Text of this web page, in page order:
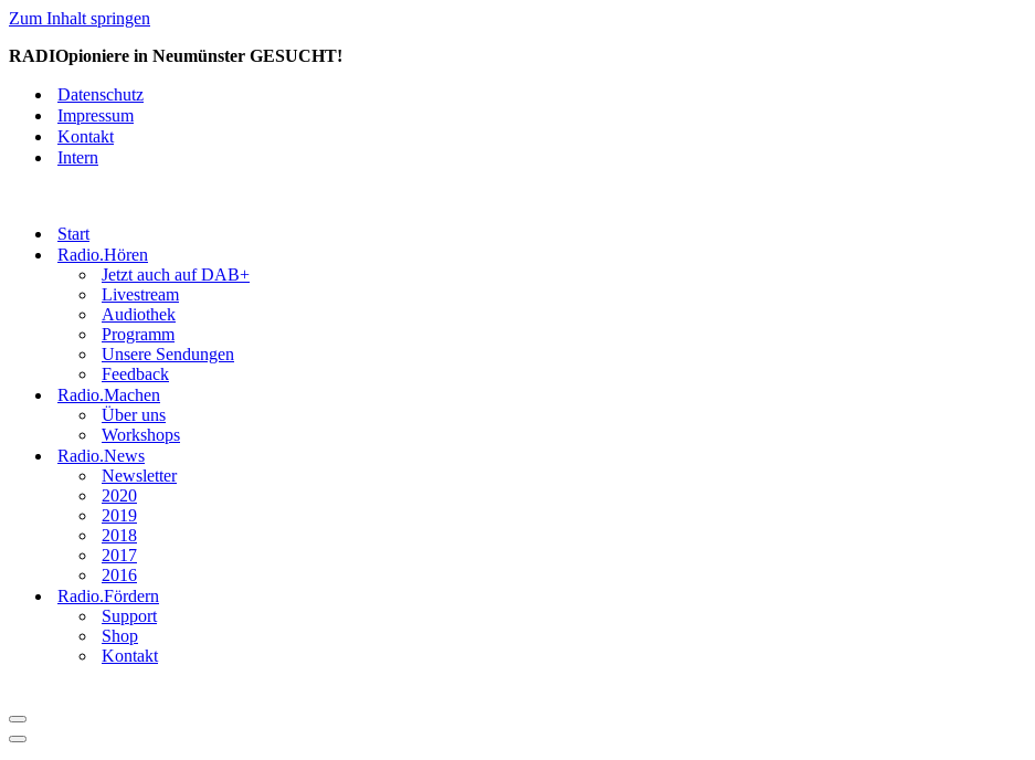
Zum Inhalt springen
RADIOpioniere in Neumünster GESUCHT!
Datenschutz
Impressum
Kontakt
Intern
Start
Radio.Hören
Jetzt auch auf DAB+
Livestream
Audiothek
Programm
Unsere Sendungen
Feedback
Radio.Machen
Über uns
Workshops
Radio.News
Newsletter
2020
2019
2018
2017
2016
Radio.Fördern
Support
Shop
Kontakt
Navigationsmenü
Navigationsmenü